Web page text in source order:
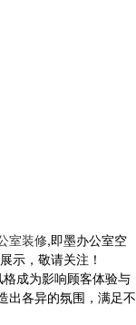
室装修,即墨办公室空
示，敬请关注！
成为影响顾客体验与
出各异的氛围，满足不